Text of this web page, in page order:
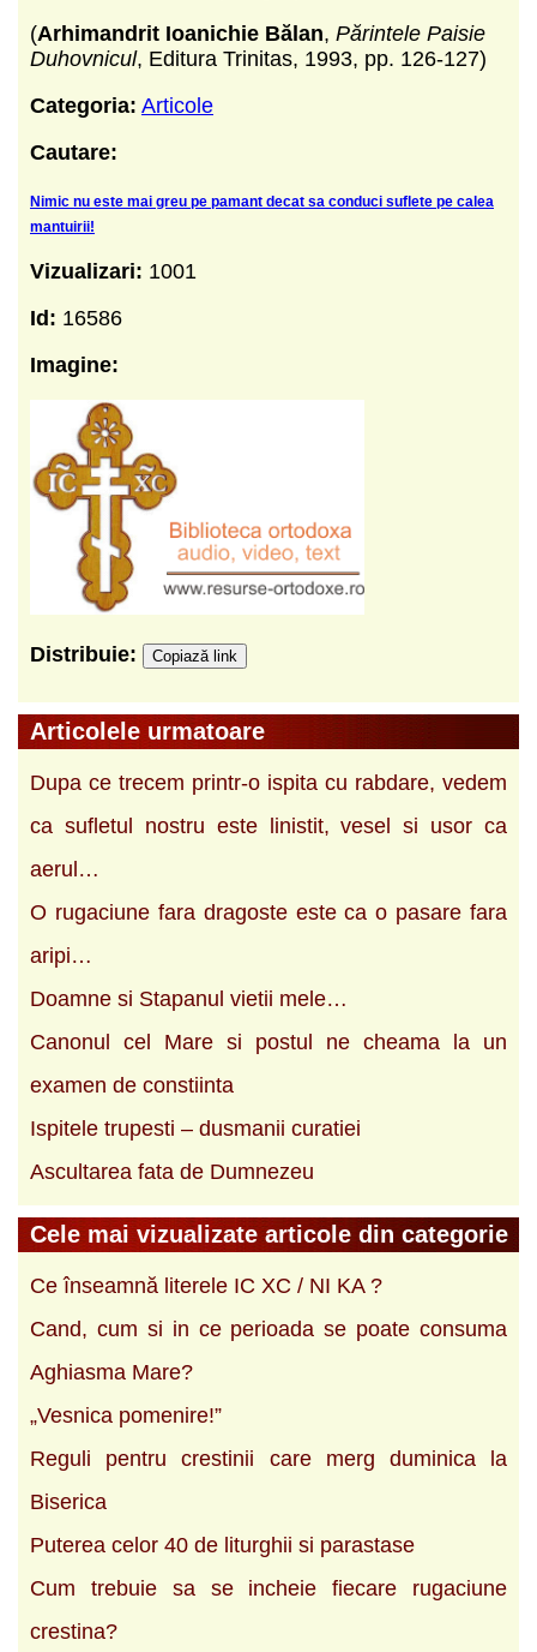
(Arhimandrit Ioanichie Bălan, Părintele Paisie
Duhovnicul, Editura Trinitas, 1993, pp. 126-127)
Categoria: Articole
Cautare:
Nimic nu este mai greu pe pamant decat sa conduci suflete pe calea
mantuirii!
Vizualizari: 1001
Id: 16586
Imagine:
Distribuie: Copiază link
Articolele urmatoare
Dupa ce trecem printr-o ispita cu rabdare, vedem
ca sufletul nostru este linistit, vesel si usor ca
aerul…
O rugaciune fara dragoste este ca o pasare fara
aripi…
Doamne si Stapanul vietii mele…
Canonul cel Mare si postul ne cheama la un
examen de constiinta
Ispitele trupesti – dusmanii curatiei
Ascultarea fata de Dumnezeu
Cele mai vizualizate articole din categorie
Ce înseamnă literele IC XC / NI KA ?
Cand, cum si in ce perioada se poate consuma
Aghiasma Mare?
„Vesnica pomenire!”
Reguli pentru crestinii care merg duminica la
Biserica
Puterea celor 40 de liturghii si parastase
Cum trebuie sa se incheie fiecare rugaciune
crestina?